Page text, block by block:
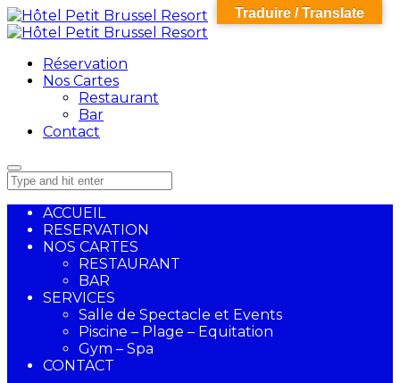
Réservation
Nos Cartes
Restaurant
Bar
Contact
ACCUEIL
RESERVATION
NOS CARTES
RESTAURANT
BAR
SERVICES
Salle de Spectacle et Events
Piscine – Plage – Equitation
Gym – Spa
CONTACT
Traduire / Translate